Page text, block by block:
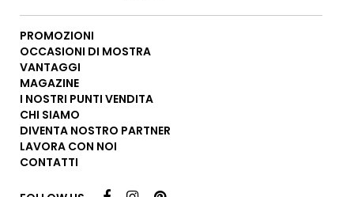
PROMOZIONI
OCCASIONI DI MOSTRA
VANTAGGI
MAGAZINE
I NOSTRI PUNTI VENDITA
CHI SIAMO
DIVENTA NOSTRO PARTNER
LAVORA CON NOI
CONTATTI